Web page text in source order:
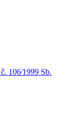
106⁄1999 Sb.